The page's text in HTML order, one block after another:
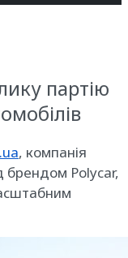
партію
, компанія
брендом Polycar,